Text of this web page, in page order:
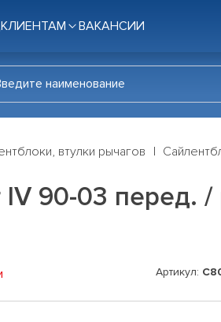
КЛИЕНТАМ ВАКАНСИИ
втулки рычагов
IV 90-03 перед.
Артикул: